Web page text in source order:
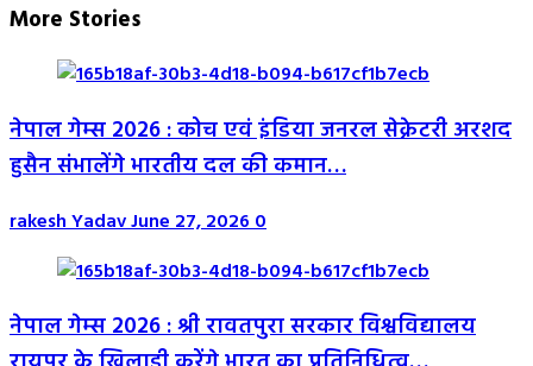
More Stories
नेपाल गेम्स 2026 : कोच एवं इंडिया जनरल सेक्रेटरी अरशद
हुसैन संभालेंगे भारतीय दल की कमान…
rakesh YadavJune 27, 20260
नेपाल गेम्स 2026 : श्री रावतपुरा सरकार विश्वविद्यालय